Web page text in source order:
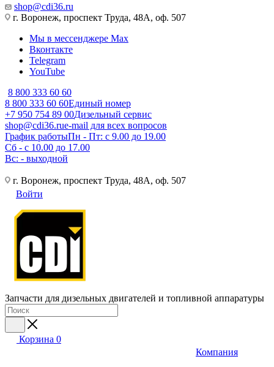
shop@cdi36.ru
г. Воронеж, проспект Труда, 48А, оф. 507
Мы в мессенджере Max
Вконтакте
Telegram
YouTube
8 800 333 60 60
8 800 333 60 60Единый номер
+7 950 754 89 00Дизельный сервис
shop@cdi36.rue-mail для всех вопросов
График работыПн - Пт: с 9.00 до 19.00
Сб - с 10.00 до 17.00
Вс: - выходной
г. Воронеж, проспект Труда, 48А, оф. 507
Войти
Запчасти для дизельных двигателей и топливной аппаратуры
Корзина 0
Компания